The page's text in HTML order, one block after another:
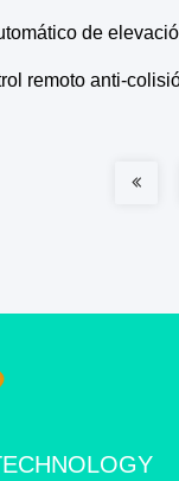
de
remoto anti-